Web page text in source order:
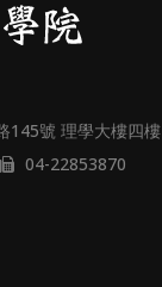
145號 理學大樓四樓
04-22853870